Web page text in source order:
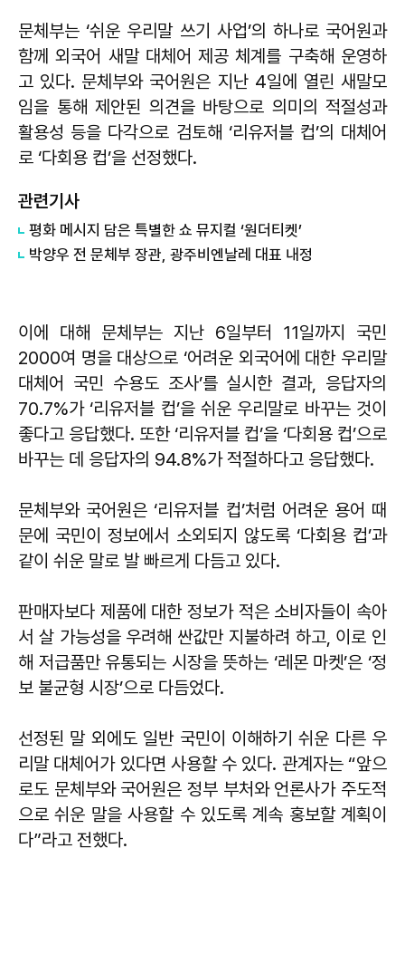
문체부는 ‘쉬운 우리말 쓰기 사업’의 하나로 국어원과
함께 외국어 새말 대체어 제공 체계를 구축해 운영하
고 있다. 문체부와 국어원은 지난 4일에 열린 새말모
임을 통해 제안된 의견을 바탕으로 의미의 적절성과
활용성 등을 다각으로 검토해 ‘리유저블 컵’의 대체어
로 ‘다회용 컵’을 선정했다.
관련기사
평화 메시지 담은 특별한 쇼 뮤지컬 ‘원더티켓’
박양우 전 문체부 장관, 광주비엔날레 대표 내정
이에 대해 문체부는 지난 6일부터 11일까지 국민
2000여 명을 대상으로 ‘어려운 외국어에 대한 우리말
대체어 국민 수용도 조사’를 실시한 결과, 응답자의
70.7%가 ‘리유저블 컵’을 쉬운 우리말로 바꾸는 것이
좋다고 응답했다. 또한 ‘리유저블 컵’을 ‘다회용 컵’으로
바꾸는 데 응답자의 94.8%가 적절하다고 응답했다.
문체부와 국어원은 ‘리유저블 컵’처럼 어려운 용어 때
문에 국민이 정보에서 소외되지 않도록 ‘다회용 컵’과
같이 쉬운 말로 발 빠르게 다듬고 있다.
판매자보다 제품에 대한 정보가 적은 소비자들이 속아
서 살 가능성을 우려해 싼값만 지불하려 하고, 이로 인
해 저급품만 유통되는 시장을 뜻하는 ‘레몬 마켓’은 ‘정
보 불균형 시장’으로 다듬었다.
선정된 말 외에도 일반 국민이 이해하기 쉬운 다른 우
리말 대체어가 있다면 사용할 수 있다. 관계자는 “앞으
로도 문체부와 국어원은 정부 부처와 언론사가 주도적
으로 쉬운 말을 사용할 수 있도록 계속 홍보할 계획이
다”라고 전했다.